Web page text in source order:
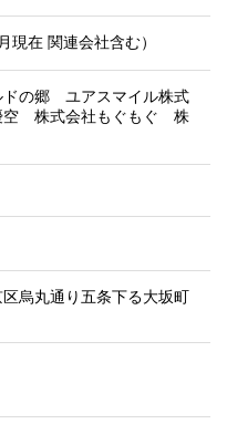
現在 関連会社含む）
ドの郷 ユアスマイル株式
空 株式会社もぐもぐ 株
烏丸通り五条下る大坂町